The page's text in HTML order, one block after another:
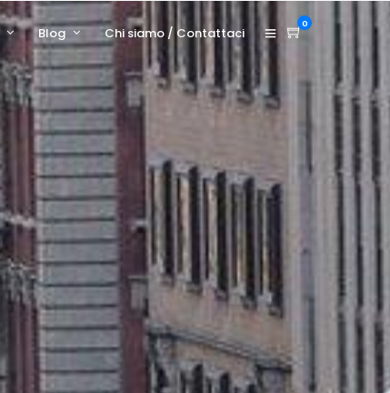
Blog Chi siamo / Contattaci
0